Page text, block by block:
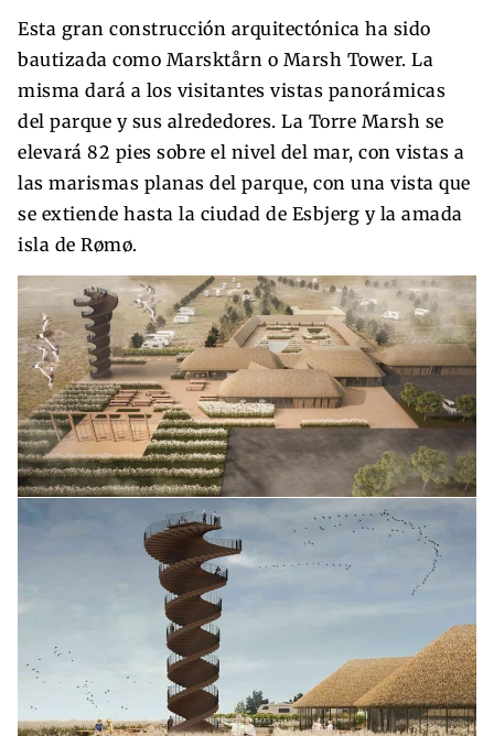
Esta gran construcción arquitectónica ha sido
bautizada como Marsktårn o Marsh Tower. La
misma dará a los visitantes vistas panorámicas
del parque y sus alrededores. La Torre Marsh se
elevará 82 pies sobre el nivel del mar, con vistas a
las marismas planas del parque, con una vista que
se extiende hasta la ciudad de Esbjerg y la amada
isla de Rømø.